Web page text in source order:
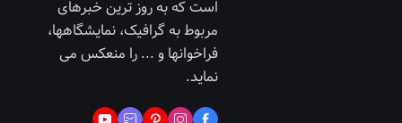
است که به روز ترین خبرهای
مربوط به گرافیک، نمایشگاهها،
فراخوانها و ... را منعکس می
نماید.